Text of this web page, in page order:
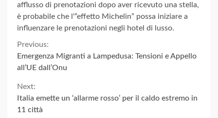
afflusso di prenotazioni dopo aver ricevuto una stella,
è probabile che l'”effetto Michelin” possa iniziare a
influenzare le prenotazioni negli hotel di lusso.
Continue
Reading
Previous:
Emergenza Migranti a Lampedusa: Tensioni e Appello
all’UE dall’Onu
Next:
Italia emette un ‘allarme rosso’ per il caldo estremo in
11 città